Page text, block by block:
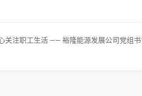
—— 裕隆能源发展公司党组书记、裕隆集团终身名誉董事长秦裕